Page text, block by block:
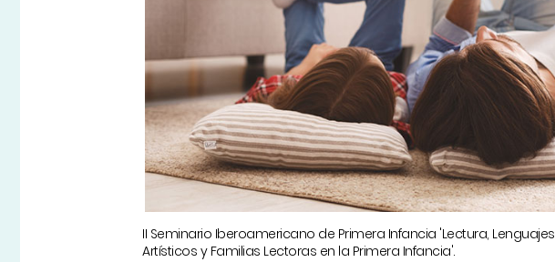
II Seminario Iberoamericano de Primera Infancia 'Lectura, Lenguajes
Artísticos y Familias Lectoras en la Primera Infancia'.